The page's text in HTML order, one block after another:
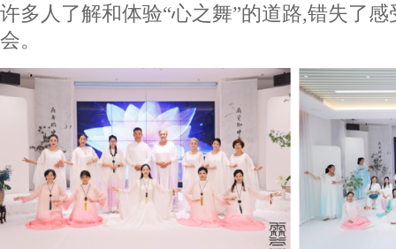
许多人了解和体验“心之舞”的道路,错失了
会。